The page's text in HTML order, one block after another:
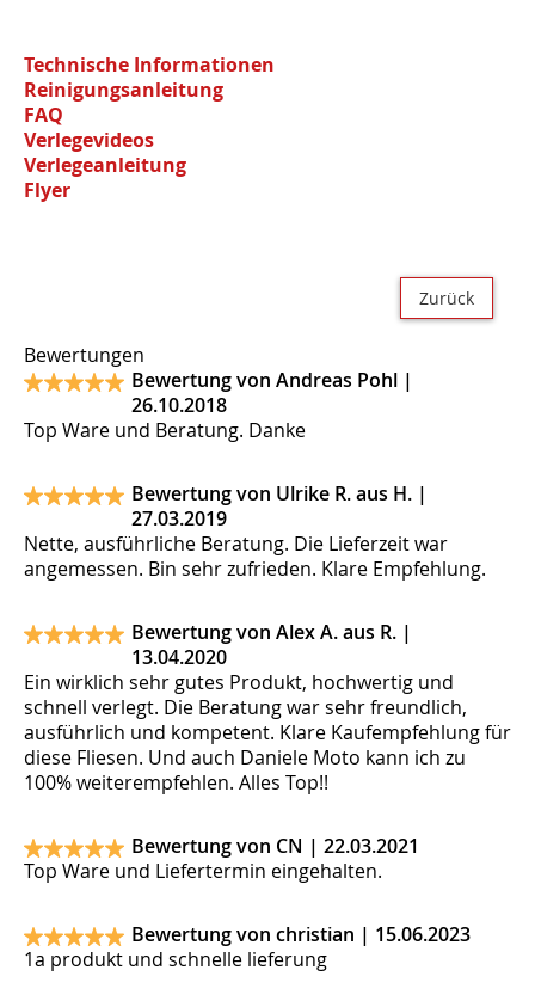
Technische Informationen
Reinigungsanleitung
FAQ
Verlegevideos
Verlegeanleitung
Flyer
Zurück
Bewertungen
Bewertung von Andreas Pohl |
26.10.2018
Top Ware und Beratung. Danke
Bewertung von Ulrike R. aus H. |
27.03.2019
Nette, ausführliche Beratung. Die Lieferzeit war
angemessen. Bin sehr zufrieden. Klare Empfehlung.
Bewertung von Alex A. aus R. |
13.04.2020
Ein wirklich sehr gutes Produkt, hochwertig und
schnell verlegt. Die Beratung war sehr freundlich,
ausführlich und kompetent. Klare Kaufempfehlung für
diese Fliesen. Und auch Daniele Moto kann ich zu
100% weiterempfehlen. Alles Top!!
Bewertung von CN | 22.03.2021
Top Ware und Liefertermin eingehalten.
Bewertung von christian | 15.06.2023
1a produkt und schnelle lieferung